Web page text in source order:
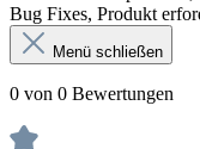
Bug Fixes, Produkt
Menü schließen
0 von 0 Bewertungen